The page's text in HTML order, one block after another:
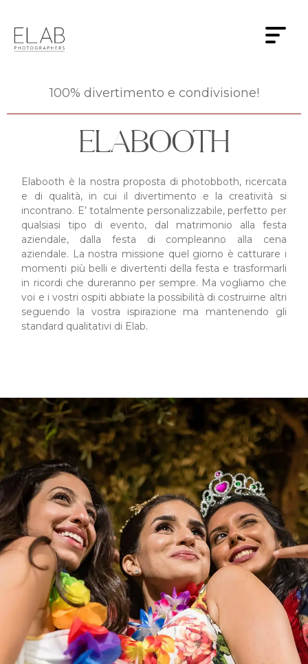
100% divertimento e condivisione!
ELABOOTH
Elabooth è la nostra proposta di photobboth, ricercata
e di qualità, in cui il divertimento e la creatività si
incontrano. E’ totalmente personalizzabile, perfetto per
qualsiasi tipo di evento, dal matrimonio alla festa
aziendale, dalla festa di compleanno alla cena
aziendale. La nostra missione quel giorno è catturare i
momenti più belli e divertenti della festa e trasformarli
in ricordi che dureranno per sempre. Ma vogliamo che
voi e i vostri ospiti abbiate la possibilità di costruirne altri
seguendo la vostra ispirazione ma mantenendo gli
standard qualitativi di Elab.